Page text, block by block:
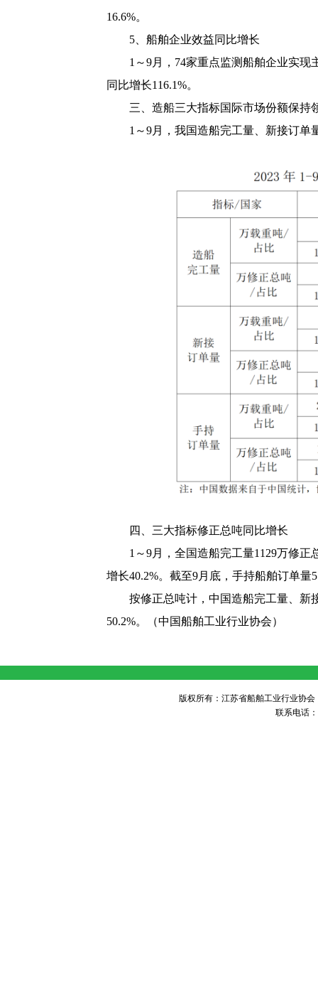
16.6%。
5 、船舶企业效益同比增长
1 ～9月， 74家重点监测船舶企业实现
同比增长116.1%。
三、造船三大指标国际市场份额保持
1 ～9月，我国造船完工量、新接订单
四、三大指标修正总吨同比增长
1 ～9月，全国造船完工量1129万修正
增长40.2%。截至9月底，手持船舶订单量
按修正总吨计，中国造船完工量、新
50.2%。（中国船舶工业行业协会）
版权所有：江苏省船舶工业行业协
联系电话